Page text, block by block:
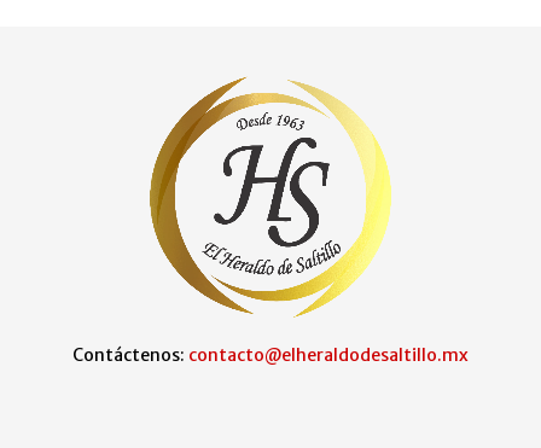
Contáctenos: contacto@elheraldodesaltillo.mx